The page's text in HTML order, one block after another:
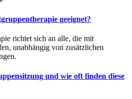
geeignet?
richtet sich an alle, die mit
unabhängig von zusätzlichen
und wie oft finden diese